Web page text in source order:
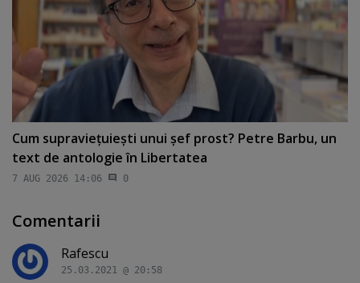
Cum supravieţuieşti unui şef prost? Petre Barbu, un
text de antologie în Libertatea
7 AUG 2026 14:06 0
Comentarii
Rafescu
25.03.2021 @ 20:58